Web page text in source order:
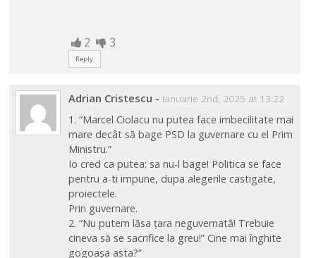
2 3
Reply
Adrian Cristescu - ianuarie 2nd, 2025 at 13:22
1. “Marcel Ciolacu nu putea face imbecilitate mai
mare decât să bage PSD la guvernare cu el Prim
Ministru.”
Io cred ca putea: sa nu-l bage! Politica se face
pentru a-ti impune, dupa alegerile castigate,
proiectele.
Prin guvernare.
2. “Nu putem lăsa ţara neguvernată! Trebuie
cineva să se sacrifice la greu!” Cine mai înghite
gogoaşa asta?”